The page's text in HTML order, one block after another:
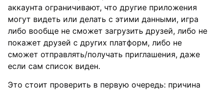
аккаунта ограничивают, что другие приложения
могут видеть или делать с этими данными, игра
либо вообще не сможет загрузить друзей, либо не
покажет друзей с других платформ, либо не
сможет отправлять/получать приглашения, даже
если сам список виден.
Это стоит проверить в первую очередь: причина